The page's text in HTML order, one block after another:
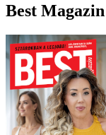
Best Magazin